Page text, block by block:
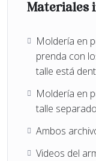
Materiales
Moldería en
prenda con
talle está
Moldería en
talle
Ambos
Videos del